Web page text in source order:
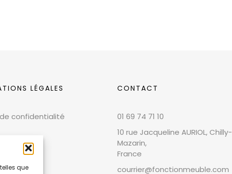
que
LÉGALES
confidentialité
CONTACT
01 69 74 71 10
10 rue Jacqueline AURIOL, Chilly-
Mazarin,
France
courrier@fonctionmeuble.com